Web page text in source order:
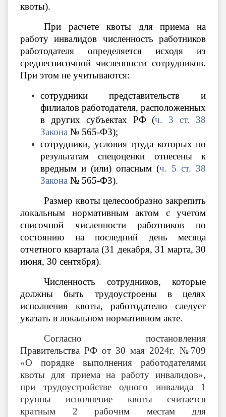
квоты).
При расчете квоты для приема на
работу инвалидов численность работников
работодателя определяется исходя из
среднесписочной численности сотрудников.
При этом не учитываются:
сотрудники представительств и
филиалов работодателя, расположенных
в других субъектах РФ (ч. 3 ст. 38
Закона № 565-ФЗ);
сотрудники, условия труда которых по
результатам спецоценки отнесены к
вредным и (или) опасным (ч. 5 ст. 38
Закона № 565-ФЗ).
Размер квоты целесообразно закрепить
локальным нормативным актом с учетом
списочной численности работников по
состоянию на последний день месяца
отчетного квартала (31 декабря, 31 марта, 30
июня, 30 сентября).
Численность сотрудников, которые
должны быть трудоустроены в целях
исполнения квоты, работодателю следует
указать в локальном нормативном акте.
Согласно постановления
Правительства РФ от 30 мая 2024г. №709
«О порядке выполнения работодателями
квоты для приема на работу инвалидов»,
при трудоустройстве одного инвалида 1
группы исполнение квоты считается
кратным 2 рабочим местам для